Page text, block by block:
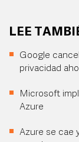
LEE
Google
privacidad
Microsoft
Azure
Azure se cae